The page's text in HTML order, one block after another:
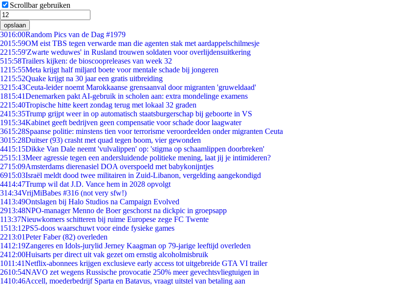
Scrollbar gebruiken
opslaan
3016:00Random Pics van de Dag #1979
2015:59OM eist TBS tegen verwarde man die agenten stak met aardappelschilmesje
2215:59'Zwarte weduwes' in Rusland trouwen soldaten voor overlijdensuitkering
515:58Trailers kijken: de bioscoopreleases van week 32
1215:55Meta krijgt half miljard boete voor mentale schade bij jongeren
1215:52Quake krijgt na 30 jaar een gratis uitbreiding
3215:43Ceuta-leider noemt Marokkaanse grensaanval door migranten 'gruweldaad'
1815:41Denemarken pakt AI-gebruik in scholen aan: extra mondelinge examens
2215:40Tropische hitte keert zondag terug met lokaal 32 graden
2415:35Trump grijpt weer in op automatisch staatsburgerschap bij geboorte in VS
1915:34Kabinet geeft bedrijven geen compensatie voor schade door laagwater
3615:28Spaanse politie: minstens tien voor terrorisme veroordeelden onder migranten Ceuta
3015:28Duitser (93) crasht met quad tegen boom, vier gewonden
4415:15Dikke Van Dale neemt 'vulvalippen' op: 'stigma op schaamlippen doorbreken'
2515:13Meer agressie tegen een andersluidende politieke mening, laat jij je intimideren?
2715:09Amsterdams dierenasiel DOA overspoeld met babykonijntjes
6915:03Israël meldt dood twee militairen in Zuid-Libanon, vergelding aangekondigd
4414:47Trump wil dat J.D. Vance hem in 2028 opvolgt
314:34VrijMiBabes #316 (not very sfw!)
1413:49Ontslagen bij Halo Studios na Campaign Evolved
2913:48NPO-manager Menno de Boer geschorst na dickpic in groepsapp
113:37Nieuwkomers schitteren bij ruime Europese zege FC Twente
1513:12PS5-doos waarschuwt voor einde fysieke games
2213:01Peter Faber (82) overleden
1412:19Zangeres en Idols-jurylid Jerney Kaagman op 79-jarige leeftijd overleden
2412:00Huisarts per direct uit vak gezet om ernstig alcoholmisbruik
1011:41Netflix-abonnees krijgen exclusieve early access tot uitgebreide GTA VI trailer
2610:54NAVO zet wegens Russische provocatie 250% meer gevechtsvliegtuigen in
1410:46Accell, moederbedrijf Sparta en Batavus, vraagt uitstel van betaling aan